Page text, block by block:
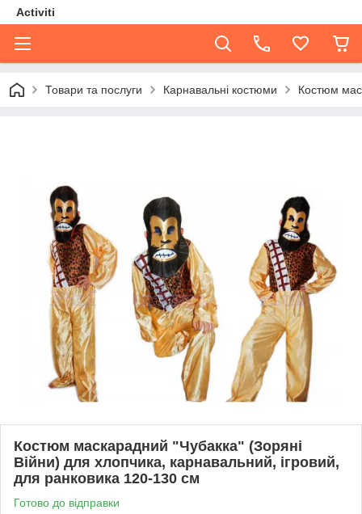
Activiti
Товари та послуги Карнавальні костюми Костюм
Костюм маскарадний "Чубакка" (Зоряні
Війни) для хлопчика, карнавальний, ігровий,
для ранковика 120-130 см
Готово до відправки